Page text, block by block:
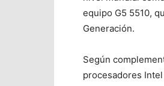
equipo G5 5510,
Generación.
Según
procesadores